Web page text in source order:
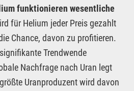
funktionieren wesentliche
für Helium jeder Preis gezahlt
Chance, davon zu profitieren.
Trendwende
Nachfrage nach Uran legt
Uranproduzent wird davon